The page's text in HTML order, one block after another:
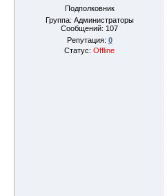
Подполковник
Группа: Администраторы
Сообщений: 107
Репутация: 0
Статус: Offline